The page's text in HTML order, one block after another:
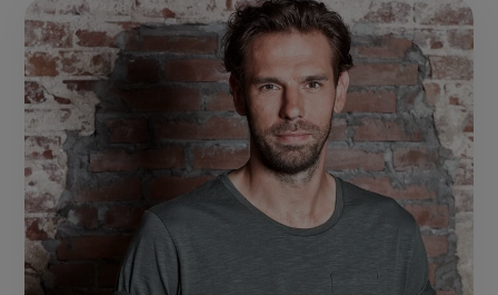
rodewijngelei
op
Facebook
(opent
nieuw
venster,
link)
op
WhatsApp
(opent
in
nieuw
venster,
this
page